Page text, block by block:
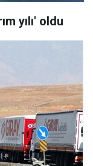
yılı' oldu